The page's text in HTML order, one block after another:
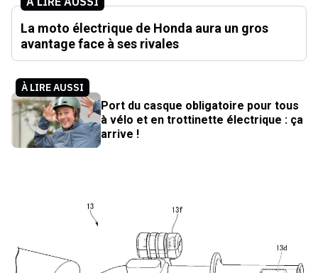
La moto électrique de Honda aura un gros
avantage face à ses rivales
À LIRE AUSSI
Port du casque obligatoire pour tous
à vélo et en trottinette électrique : ça
arrive !